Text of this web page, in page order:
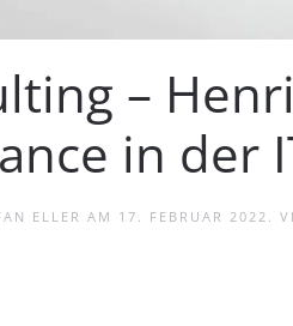
–
in der
ELLER AM 17. FEBRUAR 2022 .